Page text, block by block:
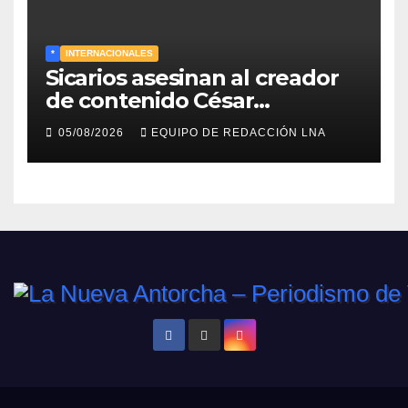
* INTERNACIONALES
Sicarios asesinan al creador
de contenido César
Gastélum durante una
transmisión en vivo
05/08/2026 EQUIPO DE REDACCIÓN LNA